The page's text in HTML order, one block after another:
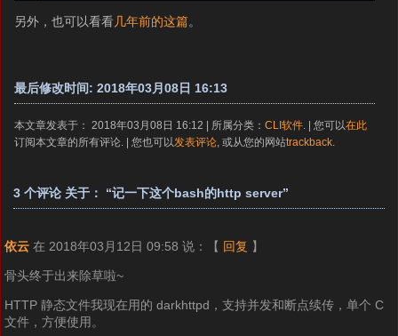
另外，也可以看看几年前的这篇。
最后修改时间: 2018年03月08日 16:13
本文章发表于： 2018年03月08日 16:12 | 所属分类：CLI软件 . | 您可以在此
订阅本文章的所有评论. | 您也可以 发表评论 , 或从您的网站trackback
3 个评论 关于： “记一下这个bash的http server”
依云 在 2018年03月12日 09:58 说： 【 回复 】
骨头终于出来除草啦~
HTTP 静态文件我现在用的 darkhttpd，支持并发和断点续传，单个 C
文件，方便使用。